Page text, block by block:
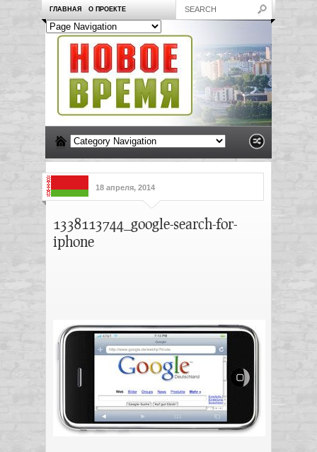
ГЛАВНАЯ О ПРОЕКТЕ
18 апреля, 2014
1338113744_google-search-for-
iphone